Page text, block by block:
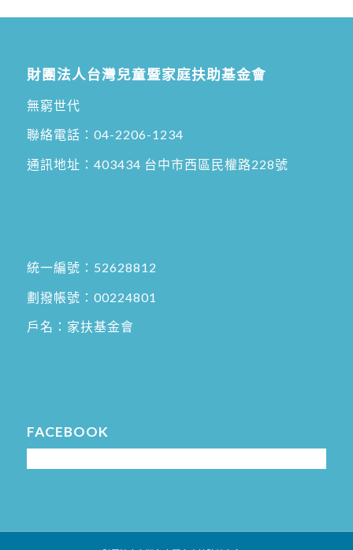
財團法人台灣兒童暨家庭扶助基金會
無窮世代
聯絡電話： 04-2206-1234
通訊地址： 403434 台中市西區民權路228號
統一編號：52628812
劃撥帳號：00224801
戶名：家扶基金會
FACEBOOK